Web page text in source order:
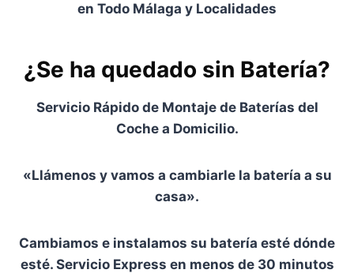
en Todo Málaga y Localidades
¿Se ha quedado sin Batería?
Servicio Rápido de Montaje de Baterías del
Coche a Domicilio.
«Llámenos y vamos a cambiarle la batería a su
casa».
Cambiamos e instalamos su batería esté dónde
esté. Servicio Express en menos de 30 minutos